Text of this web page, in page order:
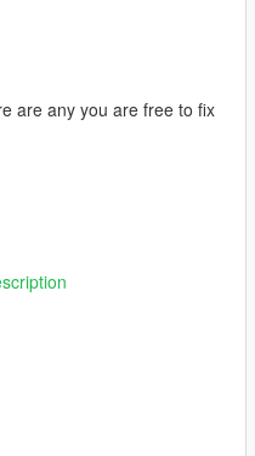
are any you are free to fix